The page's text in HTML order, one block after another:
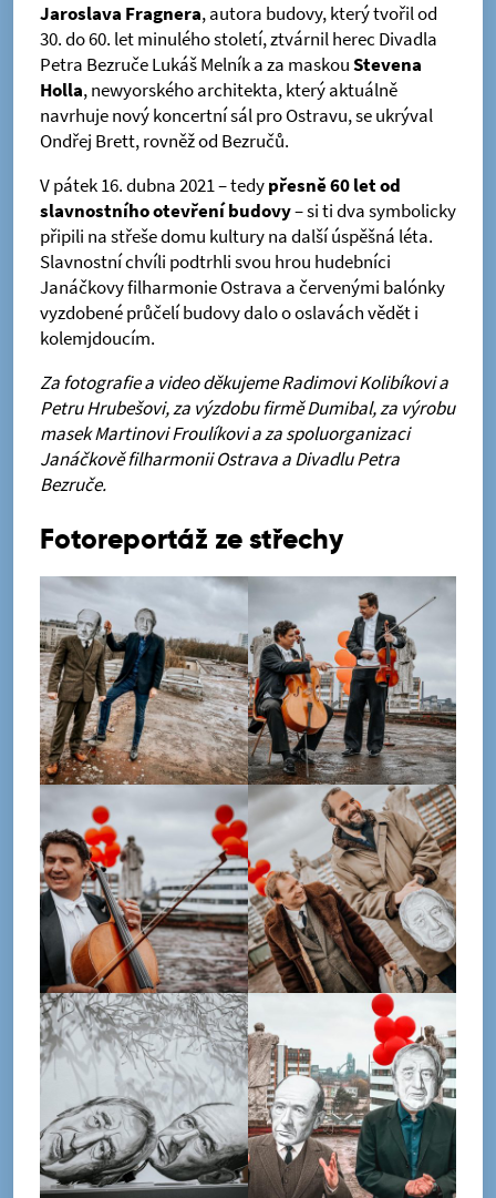
Jaroslava Fragnera, autora budovy, který tvořil od
30. do 60. let minulého století, ztvárnil herec Divadla
Petra Bezruče Lukáš Melník a za maskouStevena
Holla, newyorského architekta, který aktuálně
navrhuje nový koncertní sál pro Ostravu, se ukrýval
Ondřej Brett, rovněž od Bezručů.
V pátek 16. dubna 2021 – tedypřesně 60 let od
slavnostního otevření budovy– si ti dva symbolicky
připili na střeše domu kultury na další úspěšná léta.
Slavnostní chvíli podtrhli svou hrou hudebníci
Janáčkovy filharmonie Ostrava a červenými balónky
vyzdobené průčelí budovy dalo o oslavách vědět i
kolemjdoucím.
Za fotografie a video děkujeme Radimovi Kolibíkovi a
Petru Hrubešovi, za výzdobu firmě Dumibal, za výrobu
masek Martinovi Froulíkovi a za spoluorganizaci
Janáčkově filharmonii Ostrava a Divadlu Petra
Bezruče.
Fotoreportáž ze střechy